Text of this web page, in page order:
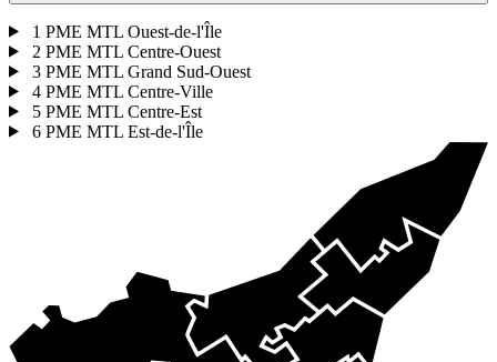
1 PME MTL Ouest-de-l'Île
2 PME MTL Centre-Ouest
3 PME MTL Grand Sud-Ouest
4 PME MTL Centre-Ville
5 PME MTL Centre-Est
6 PME MTL Est-de-l'Île